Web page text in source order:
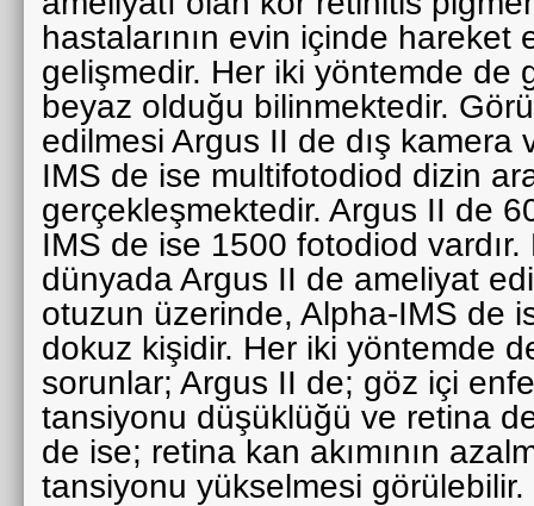
hastalarının evin içinde hareket
gelişmedir. Her iki yöntemde de
beyaz olduğu bilinmektedir.
edilmesi Argus II de dış kamera
IMS de ise multifotodiod dizin
gerçekleşmektedir. Argus II de
IMS de ise 1500 fotodiod vardır.
dünyada Argus II de ameliyat
otuzun üzerinde, Alpha-IMS de
dokuz kişidir. Her iki yöntemde
sorunlar; Argus II de; göz içi
tansiyonu düşüklüğü ve retina
de ise; retina kan akımının
tansiyonu yükselmesi görülebilir.